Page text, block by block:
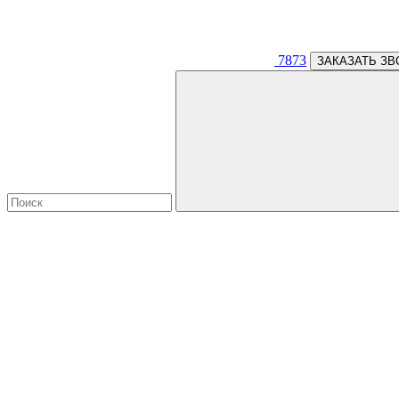
7873 ЗАКАЗАТЬ